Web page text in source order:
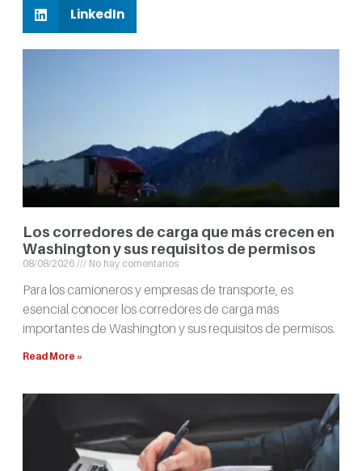
LinkedIn
Los corredores de carga que más crecen en
Washington y sus requisitos de permisos
08/08/2026 No hay comentarios
Para los camioneros y empresas de transporte, es
esencial conocer los corredores de carga más
importantes de Washington y sus requisitos de permisos.
Read More »